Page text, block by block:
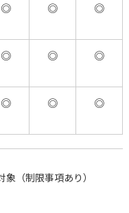
◎ ◎ ◎
◎ ◎ ◎
◎ ◎ ◎
（制限事項あり）